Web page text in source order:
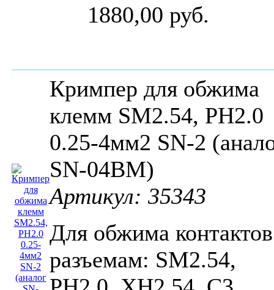
1880,00 руб.
Кримпер для обжима
клемм SM2.54, PH2.0
0.25-4мм2 SN-2
SN-04BM)
Артикул: 35343
Для обжима
разъемам: SM2.54,